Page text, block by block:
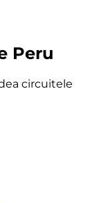
Peru
circuitele